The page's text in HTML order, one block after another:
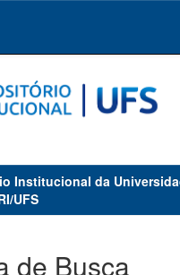
Institucional da
UFS
de Busca